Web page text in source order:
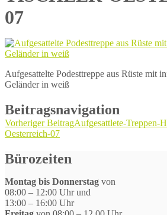
07
Aufgesattelte Podesttreppe aus Rüste mit
Geländer in weiß
Beitragsnavigation
Vorheriger BeitragAufgesattlete-Treppen-
Oesterreich-07
Bürozeiten
Montag bis Donnerstag von
08:00 – 12:00 Uhr und
13:00 – 16:00 Uhr